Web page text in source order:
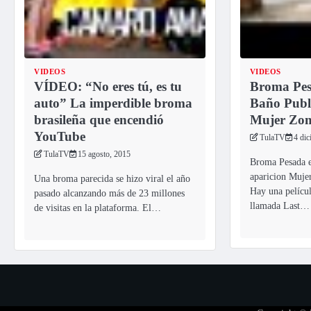
VIDEOS
VÍDEO: “No eres tú, es tu
auto” La imperdible broma
brasileña que encendió
YouTube
TulaTV 15 agosto, 2015
Una broma parecida se hizo viral el año
pasado alcanzando más de 23 millones
de visitas en la plataforma. El…
VIDEOS
Broma
Baño
Mujer
TulaTV 4
Broma Pesada
aparicion
Hay una
llamada Last…